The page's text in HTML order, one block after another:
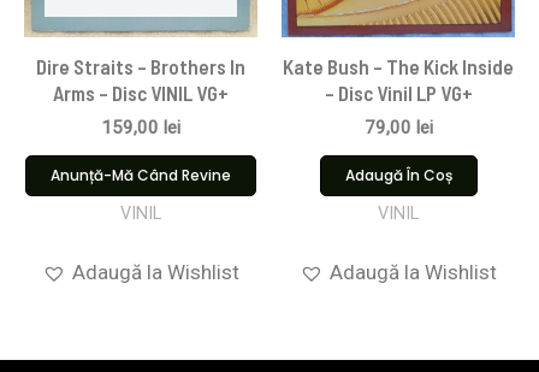
Dire Straits ‎– Brothers In
Arms – Disc VINIL VG+
159,00 lei
Anunță-Mă Când Revine
VINIL
Adaugă la Wishlist
Kate Bush – The Kick Inside
– Disc Vinil LP VG+
79,00 lei
Adaugă În Coș
VINIL
Adaugă la Wishlist